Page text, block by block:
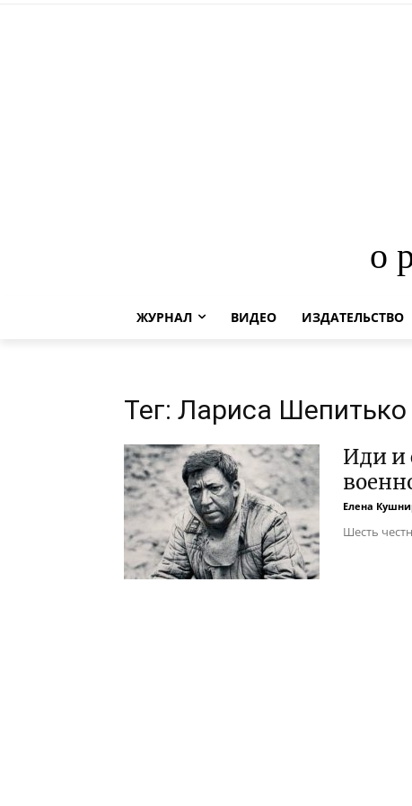
о
ЖУРНАЛ ВИДЕО ИЗДАТЕЛЬСТВО
Тег: Лариса Шепитько
Иди и
Елена
Шесть